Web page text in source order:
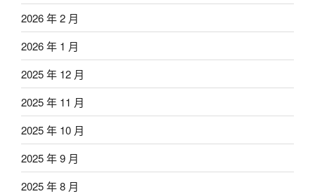
2026 年 2 月
2026 年 1 月
2025 年 12 月
2025 年 11 月
2025 年 10 月
2025 年 9 月
2025 年 8 月